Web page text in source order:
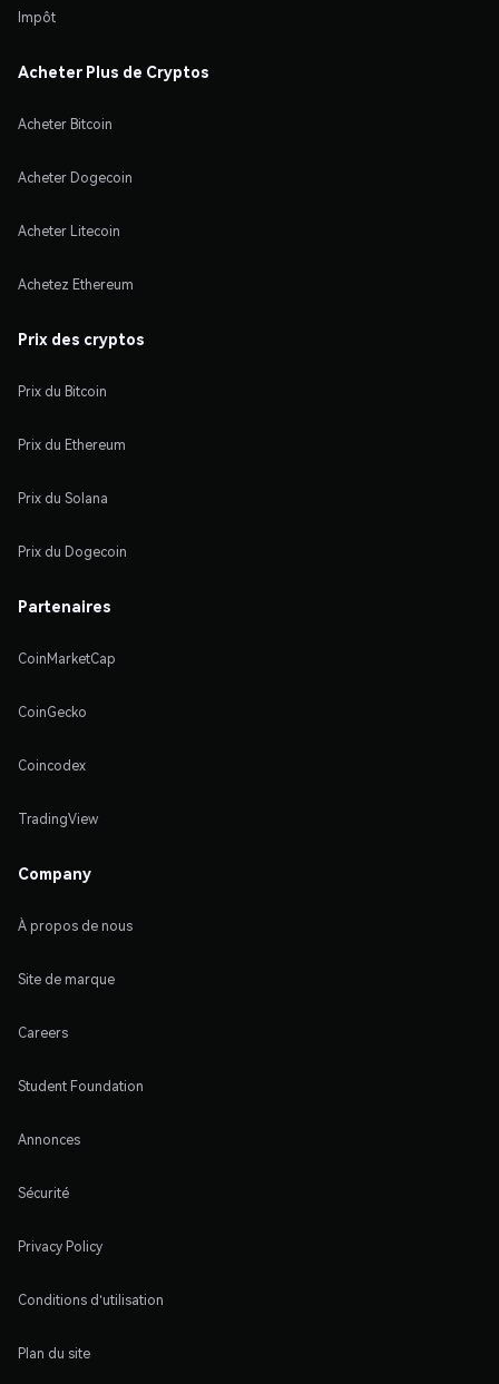
Impôt
Acheter Plus de Cryptos
Acheter Bitcoin
Acheter Dogecoin
Acheter Litecoin
Achetez Ethereum
Prix des cryptos
Prix du Bitcoin
Prix du Ethereum
Prix du Solana
Prix du Dogecoin
Partenaires
CoinMarketCap
CoinGecko
Coincodex
TradingView
Company
À propos de nous
Site de marque
Careers
Student Foundation
Annonces
Sécurité
Privacy Policy
Conditions d'utilisation
Plan du site